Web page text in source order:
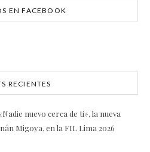
EN FACEBOOK
RECIENTES
nuevo cerca de ti», la nueva
Migoya, en la FIL Lima 2026